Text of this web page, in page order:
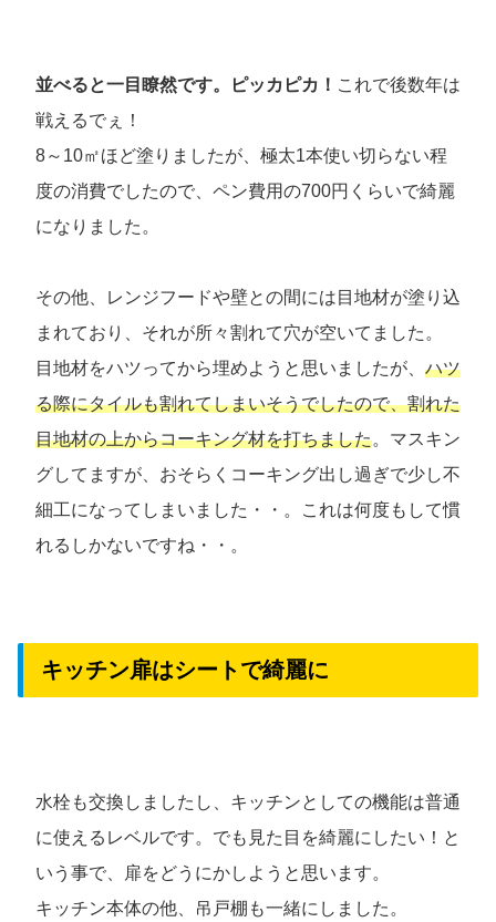
並べると一目瞭然です。ピッカピカ！ これで後数年は
戦えるでぇ！
8～10㎡ほど塗りましたが、極太1本使い切らない程
度の消費でしたので、ペン費用の700円くらいで綺麗
になりました。
その他、レンジフードや壁との間には目地材が塗り込
まれており、それが所々割れて穴が空いてました。
目地材をハツってから埋めようと思いましたが、 ハツ
る際にタイルも割れてしまいそうでしたので、割れた
目地材の上からコーキング材を打ちました。マスキン
グしてますが、おそらくコーキング出し過ぎで少し不
細工になってしまいました・・。これは何度もして慣
れるしかないですね・・。
キッチン扉はシートで綺麗に
水栓も交換しましたし、キッチンとしての機能は普通
に使えるレベルです。でも見た目を綺麗にしたい！と
いう事で、扉をどうにかしようと思います。
キッチン本体の他、吊戸棚も一緒にしました。